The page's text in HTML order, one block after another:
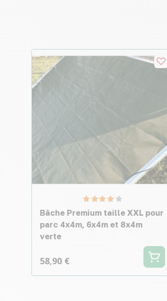
Bâche Premium taille XXL pour
parc 4x4m, 6x4m et 8x4m
verte
58,90 €